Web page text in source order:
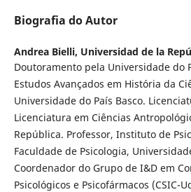
Biografia do Autor
Andrea Bielli, Universidad de la
Doutoramento pela Universidade do
Estudos Avançados em História da
Universidade do País Basco.
Licenciatura em Ciências
República. Professor, Instituto de
Faculdade de Psicologia,
Coordenador do Grupo de I&D em
Psicológicos e Psicofármacos (CSIC-